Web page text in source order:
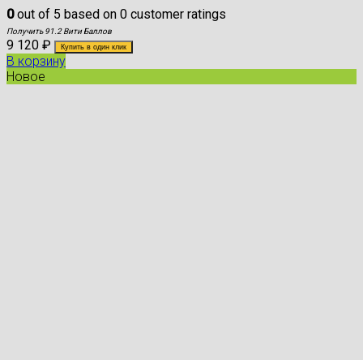
0out of 5 based on 0 customer ratings
Получить 91.2 Вити Баллов
9 120 ₽ Купить в один клик
В корзину
Новое